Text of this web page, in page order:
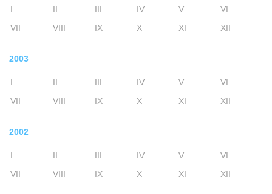
I II III IV V
VI
VII
VIII IX X XI XII
2003
I II III IV V
VI
VII
VIII IX X XI XII
2002
I II III IV V
VI
VII
VIII IX X XI XII